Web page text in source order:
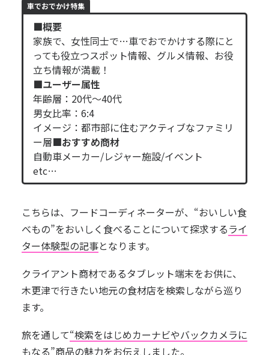
車でおでかけ特集
■概要
家族で、女性同士で…車でおでかけする際にと
っても役立つスポット情報、グルメ情報、お役
立ち情報が満載！
■ユーザー属性
年齢層：20代～40代
男女比率：6:4
イメージ：都市部に住むアクティブなファミリ
ー層■おすすめ商材
自動車メーカー/レジャー施設/イベント
etc…
こちらは、フードコーディネーターが、“おいしい食
べもの”をおいしく食べることについて探求するライ
ター体験型の記事となります。
クライアント商材であるタブレット端末をお供に、
木更津で行きたい地元の食材店を検索しながら巡り
ます。
旅を通して“検索をはじめカーナビやバックカメラに
もなる”商品の魅力をお伝えしました。